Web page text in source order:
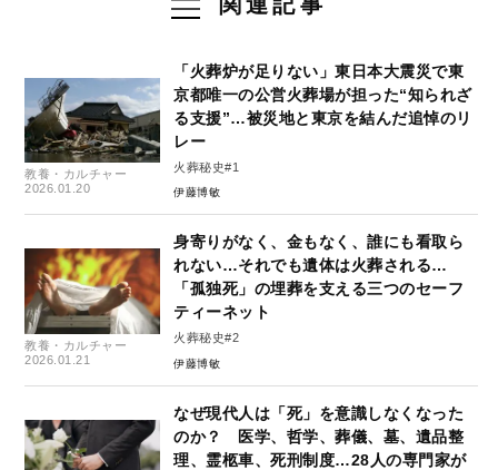
教養・カルチャー
2026.01.20
「火葬炉が足りない」東日本大震災で東
京都唯一の公営火葬場が担った“知られざ
る支援”…被災地と東京を結んだ追悼のリ
レー
火葬秘史#1
伊藤博敏
教養・カルチャー
2026.01.21
身寄りがなく、金もなく、誰にも看取ら
れない…それでも遺体は火葬される…
「孤独死」の埋葬を支える三つのセーフ
ティーネット
火葬秘史#2
伊藤博敏
なぜ現代人は「死」を意識しなくなった
のか？ 医学、哲学、葬儀、墓、遺品整
理、霊柩車、死刑制度…28人の専門家が